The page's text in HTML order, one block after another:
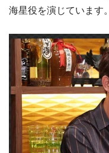
海星役を演じています。